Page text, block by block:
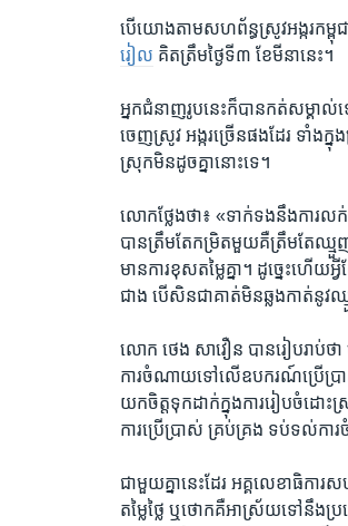
បើ​យោង​តាម​សហព័ន្ធ​ស្រូវ​អង្ករ​កម្ពុ
រៀល ​គិតត្រឹម​ថ្ងៃ​ទី៣ ​ខែ​មីនា​នេះ។​
អ្នក​ជំនាញ​រូប​នេះ​ក៏​បាន​កត់​សម្គាល់​ទ
ចេញ​ស្រូវ​ អង្ករច្រើនផង​ដែរ​ ទាំង​
ស្រុក​មិន​ដូច​គ្នា​នោះ​ទេ។​
លោក​ថ្លែង​ថា៖ ​«ទាក់ទង​នឹង​ការ​ល
បាន​ត្រឹម​តែ​កម្រិត​មួយគឺ​ត្រឹម​តែ​
មាន​ការ​ខុស​តម្លៃ​គ្នា។ ​ដូច្នេះ​ហើ
ជាង​ បើ​សិន​ជា​គាត់​មិន​ឆ្លង​កាត់នូ
លោក ​ថេង សាវឿន​ បាន​រៀបរាប់​ថា
ការ​ចំណាយ​ទៅ​លើ​ឧបករណ៍​ប្រើប្រាស់​
យក​ចិត្ត​ទុក​ដាក់ក្នុង​ការ​រៀបចំ​ដោះ
ការ​ប្រើប្រាស់​ គ្រប់គ្រង​ ទប់ទល់​ក
ជា​មួយ​គ្នា​នេះ​ដែរ​ អគ្គ​លេខាធិការ​
តម្លៃ​ថ្លៃ​ ឬ​ថោក​គឺ​អាស្រ័យ​ទៅ​នឹង​ប្រ